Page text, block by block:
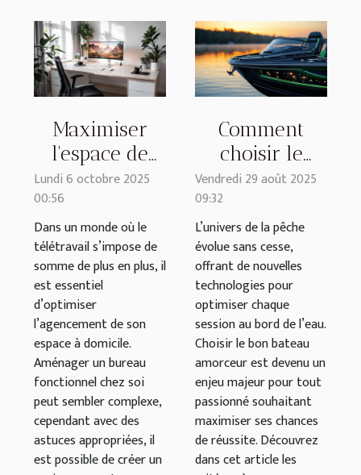
Maximiser
l'espace de
travail chez
soi : conseils
pratiques et
astuces
Lundi 6 octobre 2025
00:56
Dans un monde où le
télétravail s’impose de
somme de plus en plus, il
est essentiel
d’optimiser
l’agencement de son
espace à domicile.
Aménager un bureau
fonctionnel chez soi
peut sembler complexe,
cependant avec des
astuces appropriées, il
est possible de créer un
Comment
choisir le
meilleur
amorceur
pour vos
sessions de
pêche ?
Vendredi 29 août 2025
09:32
L’univers de la pêche
évolue sans cesse,
offrant de nouvelles
technologies pour
optimiser chaque
session au bord de l’eau.
Choisir le bon bateau
amorceur est devenu un
enjeu majeur pour tout
passionné souhaitant
maximiser ses chances
de réussite. Découvrez
dans cet article les